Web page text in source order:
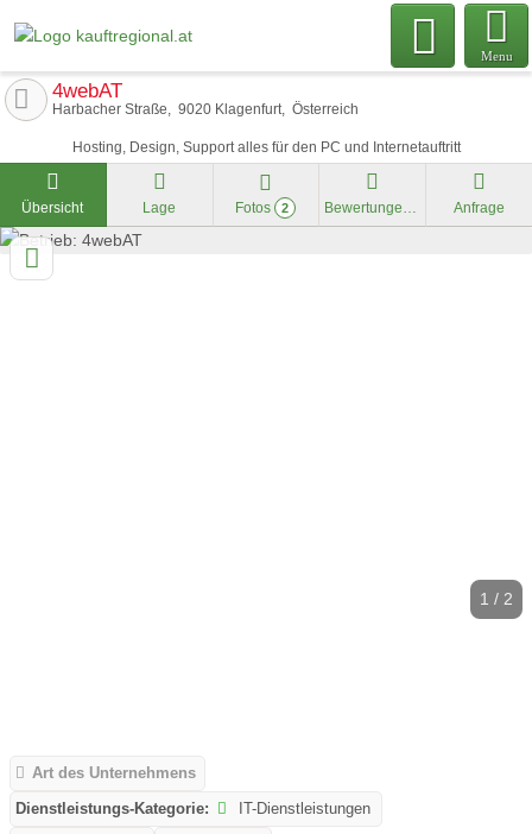
Menu
4webAT
Harbacher Straße 9020 Klagenfurt Österreich
Hosting, Design, Support alles für den PC und Internetauftritt
Übersicht Lage Fotos 2 Bewertungen Anfrage
1 / 2
Art des Unternehmens
Dienstleistungs-Kategorie:
IT-Dienstleistungen